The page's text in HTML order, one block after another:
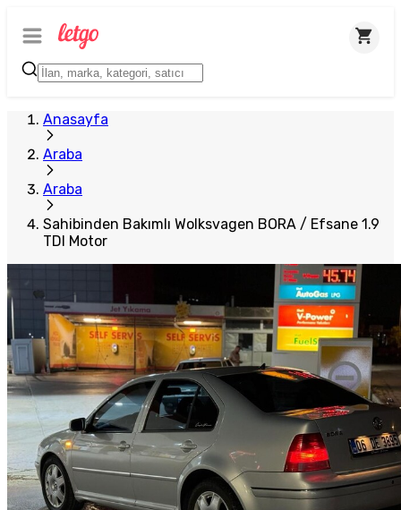
Anasayfa
Araba
Araba
Sahibinden Bakımlı Wolksvagen BORA / Efsane 1.9
TDI Motor